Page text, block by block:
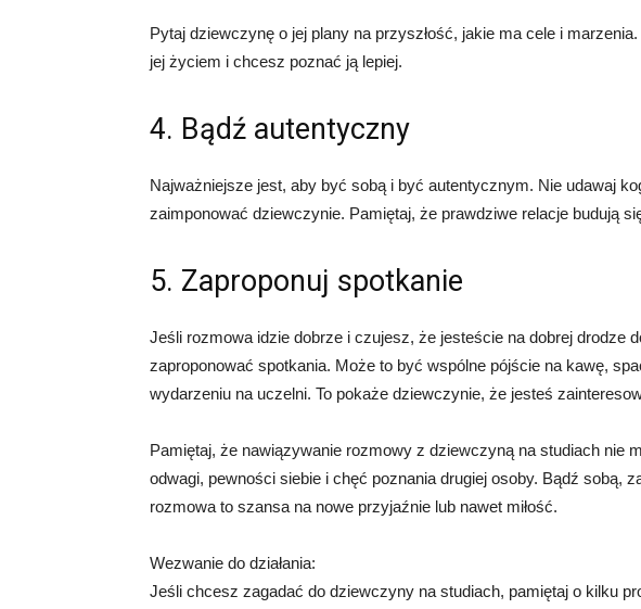
Pytaj dziewczynę o jej plany na przyszłość, jakie ma cele i
jej życiem i chcesz poznać ją lepiej.
4. Bądź autentyczny
Najważniejsze jest, aby być sobą i być autentycznym. Nie udawaj
zaimponować dziewczynie. Pamiętaj, że prawdziwe relacje budują
5. Zaproponuj spotkanie
Jeśli rozmowa idzie dobrze i czujesz, że jesteście na dobrej drodze
zaproponować spotkania. Może to być wspólne pójście na kawę,
wydarzeniu na uczelni. To pokaże dziewczynie, że jesteś
Pamiętaj, że nawiązywanie rozmowy z dziewczyną na studiach nie
odwagi, pewności siebie i chęć poznania drugiej osoby. Bądź sobą,
rozmowa to szansa na nowe przyjaźnie lub nawet miłość.
Wezwanie do działania:
Jeśli chcesz zagadać do dziewczyny na studiach, pamiętaj o kilku